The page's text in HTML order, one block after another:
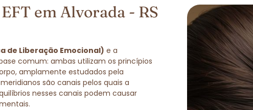
em Alvorada - RS
de Liberação Emocional) e a
comum: ambas utilizam os princípios
amplamente estudados pela
são canais pelos quais a
nesses canais podem causar